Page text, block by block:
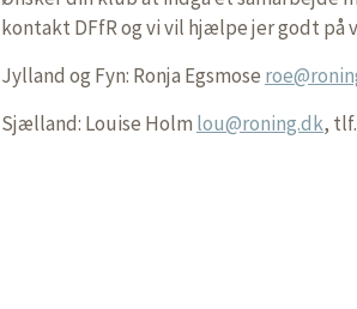
kontakt DFfR og vi vil hjælpe jer godt på
Jylland og Fyn: Ronja Egsmose
Sjælland: Louise Holm lou@roning.dk, tlf.